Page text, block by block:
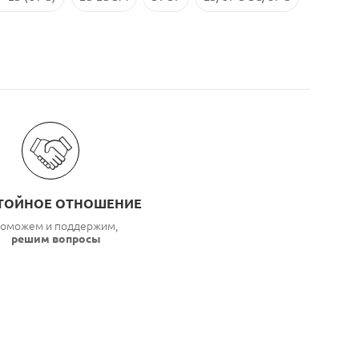
ОТНОШЕНИЕ
и поддержим,
решим вопросы